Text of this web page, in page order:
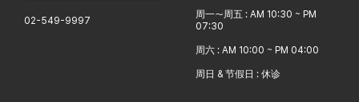
02-549-9997
周一～周五 : AM 10:30 ~ PM
07:30
周六 : AM 10:00 ~ PM 04:00
周日 & 节假日 : 休诊